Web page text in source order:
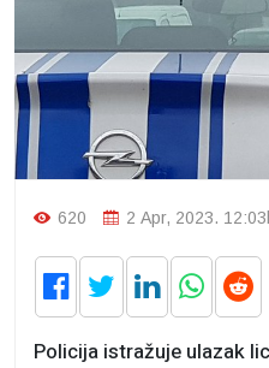
620 2 Apr, 2023.
Policija istražuje ulazak